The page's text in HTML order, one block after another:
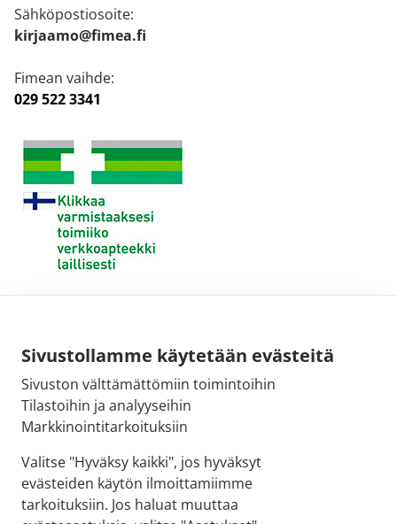
Sivustollamme käytetään evästeitä
Sivuston välttämättömiin toimintoihin
Tilastoihin ja analyyseihin
Markkinointitarkoituksiin
Valitse "Hyväksy kaikki", jos hyväksyt
evästeiden käytön ilmoittamiimme
tarkoituksiin. Jos haluat muuttaa
Sähköpostiosoite:
kirjaamo@fimea.fi
Fimean vaihde:
029 522 3341